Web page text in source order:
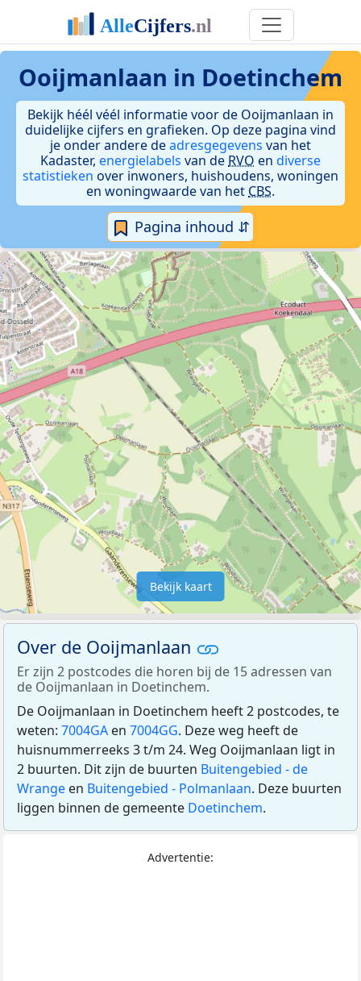
Ooijmanlaan in Doetinchem
Bekijk héél véél informatie voor de Ooijmanlaan in
duidelijke cijfers en grafieken. Op deze pagina vind
je onder andere deadresgegevens van het
Kadaster, energielabels van de RVO en diverse
statistieken over inwoners, huishoudens, woningen
en woningwaarde van het CBS.
Pagina inhoud ⇵
Bekijk kaart
Over de Ooijmanlaan
Er zijn 2 postcodes die horen bij de 15 adressen van
de Ooijmanlaan in Doetinchem.
De Ooijmanlaan in Doetinchem heeft 2 postcodes, te
weten: 7004GA en 7004GG. Deze weg heeft de
huisnummerreeks 3 t/m 24. Weg Ooijmanlaan ligt in
2 buurten. Dit zijn de buurten Buitengebied - de
Wrange en Buitengebied - Polmanlaan. Deze buurten
liggen binnen de gemeente Doetinchem.
Advertentie: